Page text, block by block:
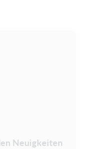
Neuigkeiten